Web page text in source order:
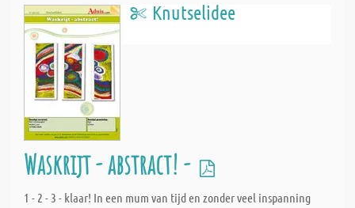
Knutselidee
Waskrijt - abstract! -
1 - 2 - 3 - klaar! In een mum van tijd en zonder veel inspanning